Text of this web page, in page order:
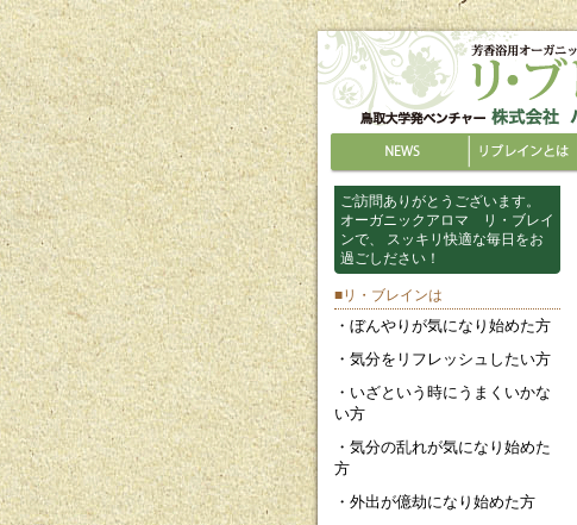
ご訪問ありがとうございます。
オーガニックアロマ リ・ブレイ
ンで、 スッキリ快適な毎日をお
過ごしださい！
■リ・ブレインは
・ぼんやりが気になり始めた方
・気分をリフレッシュしたい方
・いざという時にうまくいかな
い方
・気分の乱れが気になり始めた
方
・外出が億劫になり始めた方